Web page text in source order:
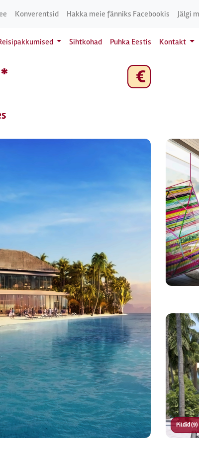
Konverentsid Hakka meie fänniks Facebookis Jälgi
Sihtkohad Puhka Eestis Kontakt
€
Pildid